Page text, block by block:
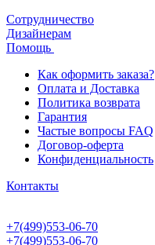
Сотрудничество
Дизайнерам
Помощь
Как оформить заказа?
Оплата и Доставка
Политика возврата
Гарантия
Частые вопросы FAQ
Договор-оферта
Конфиденциальность
Контакты
+7(499)553-06-70
+7(499)553-06-70